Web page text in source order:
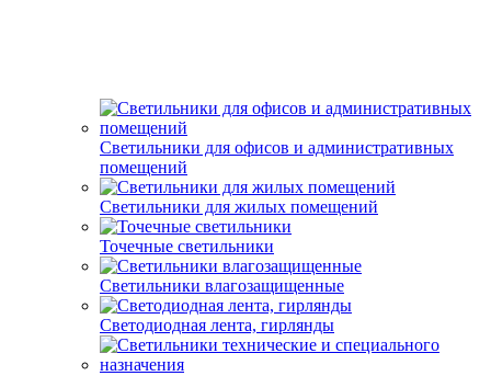
Светильники для офисов и административных
помещений
Светильники для жилых помещений
Точечные светильники
Светильники влагозащищенные
Светодиодная лента, гирлянды